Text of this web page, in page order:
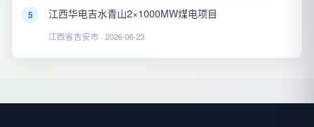
5 江西华电吉水青山2×1000MW煤电项目
江西省吉安市 · 2026-06-23